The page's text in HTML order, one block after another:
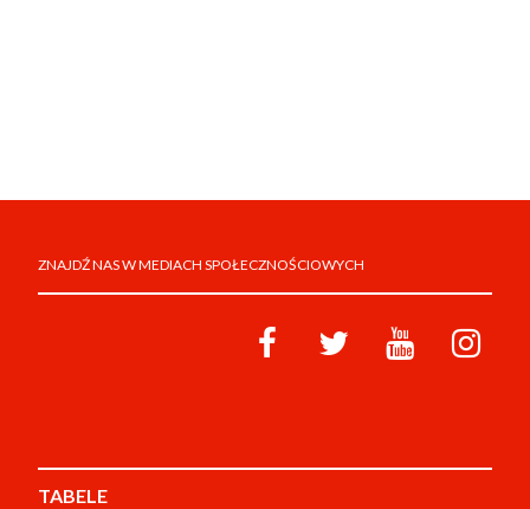
ZNAJDŹ NAS W MEDIACH SPOŁECZNOŚCIOWYCH
TABELE